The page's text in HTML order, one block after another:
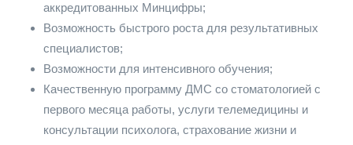
аккредитованных Минцифры;
Возможность быстрого роста для результативных
специалистов;
Возможности для интенсивного обучения;
Качественную программу ДМС со стоматологией с
первого месяца работы, услуги телемедицины и
консультации психолога, страхование жизни и